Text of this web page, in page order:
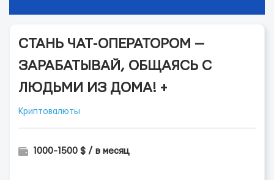
СТАНЬ ЧАТ‑ОПЕРАТОРОМ —
ЗАРАБАТЫВАЙ, ОБЩАЯСЬ С
ЛЮДЬМИ ИЗ ДОМА! +
Криптовалюты
1000-1500 $ / в месяц